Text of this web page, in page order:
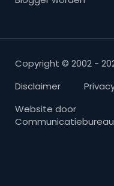
Copyright © 2002 -
Disclaimer
Website door